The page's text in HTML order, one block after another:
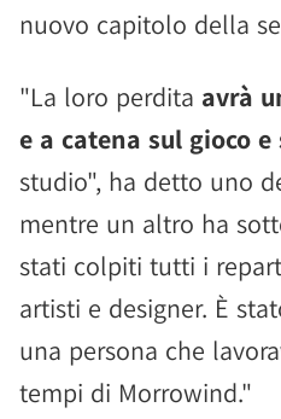
nuovo capitolo della
"La loro perdita avrà
e a catena sul gioco
studio", ha detto uno
mentre un altro ha
stati colpiti tutti i
artisti e designer. È
una persona che
tempi di Morrowind."